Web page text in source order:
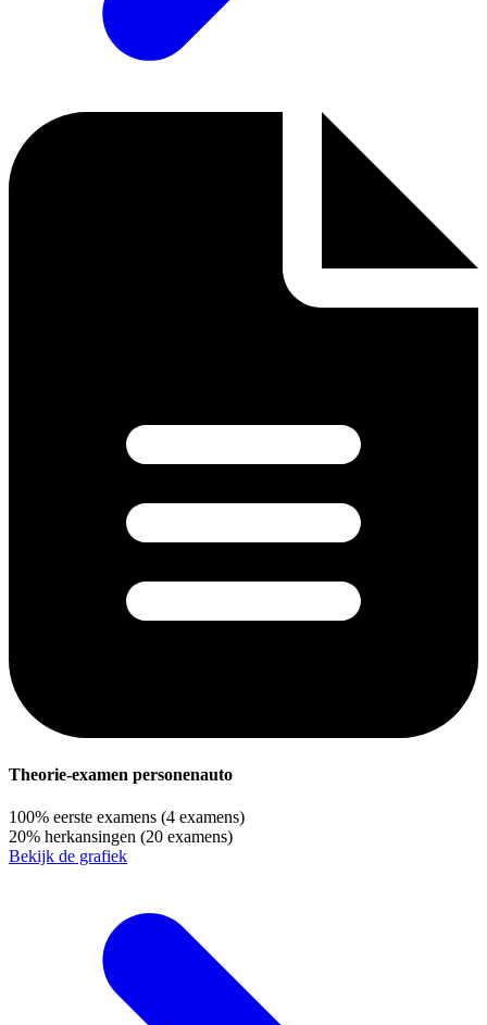
Theorie-examen personenauto
100% eerste examens (4 examens)
20% herkansingen (20 examens)
Bekijk de grafiek